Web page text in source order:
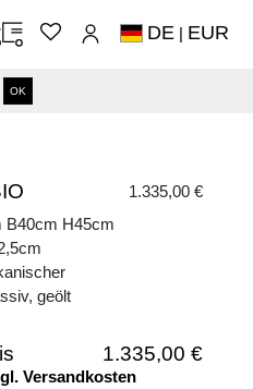
OK
DE | EUR
1.335,00 €
B40cm H45cm
geölt
1.335,00 €
Versandkosten